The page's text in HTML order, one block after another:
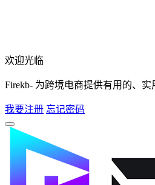
欢迎光临
Firekb- 为跨境电商提供有用的、实
我要注册 忘记密码